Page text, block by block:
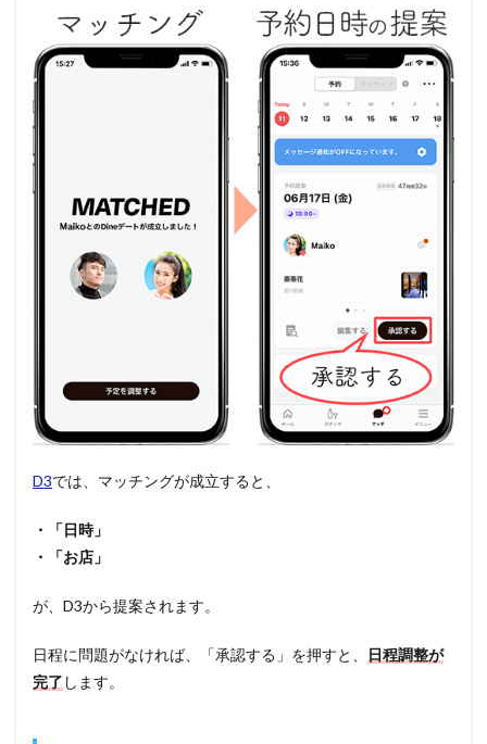
D3では、マッチングが成立すると、
・「日時」
・「お店」
が、D3から提案されます。
日程に問題がなければ、「承認する」を押すと、
日程調整が
完了 します。